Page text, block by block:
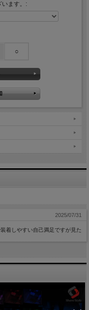
います。:
○
2025/07/31
着しやすい自己満足ですが見た